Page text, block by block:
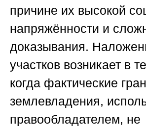
причине их высокой
напряжённости и
доказывания.
участков возникает в
когда фактические
землевладения,
правообладателем, не